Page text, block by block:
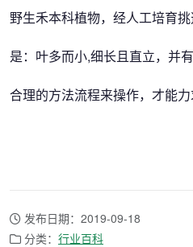
野生禾本科植物，经人工培育
是：叶多而小,细长且直立，并
合理的方法流程来操作，才能力
发布日期：2019-09-18
分类： 行业百科